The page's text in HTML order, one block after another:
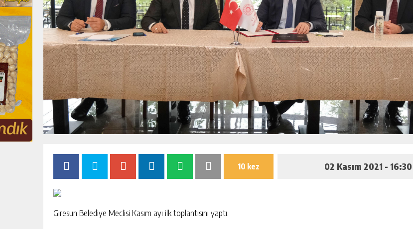
10 kez 02 Kasım 2021 - 16:30
Giresun Belediye Meclisi Kasım ayı ilk toplantısını yaptı.